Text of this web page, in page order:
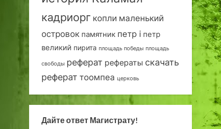
кадриорг копли маленький
островок памятник петр i петр
великий пирита площадь победы площадь
свободы реферат рефераты скачать
реферат тоомпеа церковь
Дайте ответ Магистрату!